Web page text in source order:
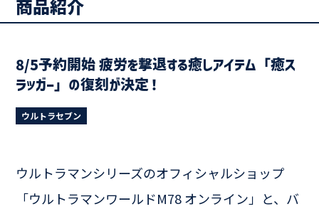
商品紹介
8/5予約開始 疲労を撃退する癒しアイテム「癒ス
ラッガー」の復刻が決定！
ウルトラセブン
ウルトラマンシリーズのオフィシャルショップ
「ウルトラマンワールドM78 オンライン」と、バ